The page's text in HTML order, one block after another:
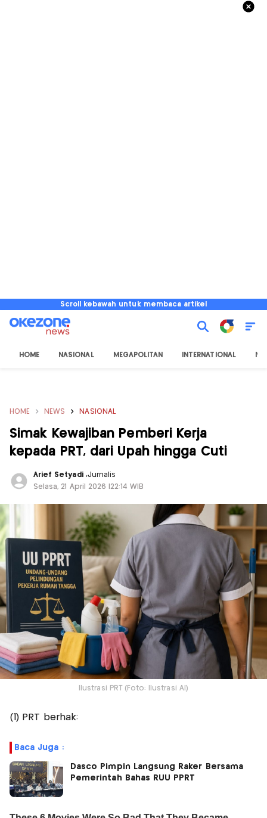
Scroll kebawah untuk membaca artikel
HOME NASIONAL MEGAPOLITAN INTERNATIONAL
HOME NEWS NASIONAL
Simak Kewajiban Pemberi Kerja
kepada PRT, dari Upah hingga Cuti
Arief Setyadi ,Jurnalis
Selasa, 21 April 2026 |22:14 WIB
Ilustrasi PRT (Foto: Ilustrasi AI)
(1) PRT berhak:
Baca Juga :
Dasco Pimpin Langsung Raker Bersama
Pemerintah Bahas RUU PPRT